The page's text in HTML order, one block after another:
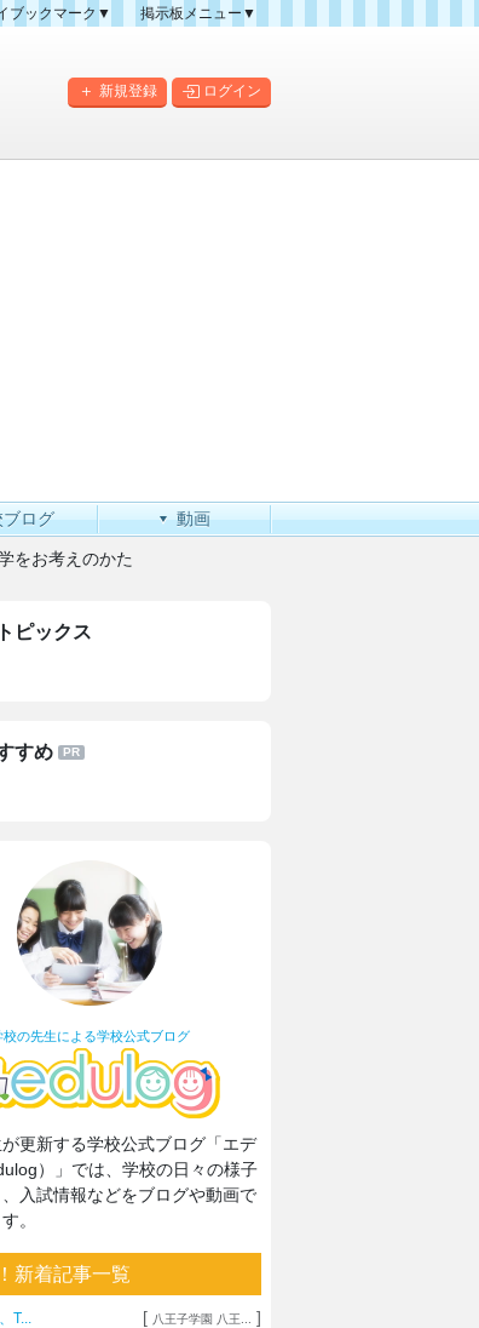
ブックマーク▼
掲示板メニュー▼
掲示板マップ
新規登録 ログイン
ログ 動画
をお考えのかた
ピックス
すめ
校の先生による学校公式ブログ
更新する学校公式ブログ「エデ
）」では、学校の日々の様子
入試情報などをブログや動画で
。
新着記事一覧
T... [ 八王子学園 八王... ]